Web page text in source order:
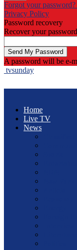
Forgot your
Privacy Policy
Password recovery
Recover your password
A password will be e-
tvsunday
Home
Live TV
News